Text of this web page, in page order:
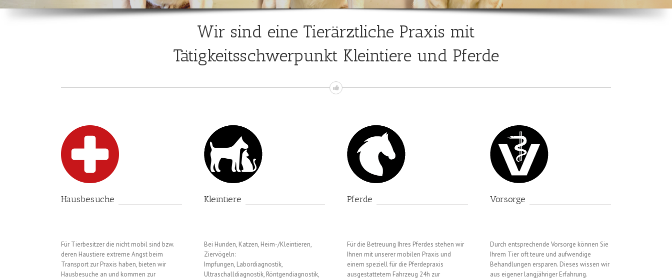
Wir sind eine Tierärztliche Praxis mit
Tätigkeitsschwerpunkt Kleintiere und Pferde
Hausbesuche
Für Tierbesitzer die nicht mobil sind bzw.
deren Haustiere extreme Angst beim
Transport zur Praxis haben, bieten wir
Hausbesuche an und kommen zur
Kleintiere
Bei Hunden, Katzen, Heim-/Kleintieren,
Ziervögeln:
Impfungen, Labordiagnostik,
Ultraschalldiagnostik, Röntgendiagnostik,
Pferde
Für die Betreuung Ihres Pferdes stehen wir
Ihnen mit unserer mobilen Praxis und
einem speziell für die Pferdepraxis
ausgestattetem Fahrzeug 24h zur
Vorsorge
Durch entsprechende Vorsorge können Sie
Ihrem Tier oft teure und aufwendige
Behandlungen ersparen. Dieses wissen wir
aus eigener langjähriger Erfahrung.